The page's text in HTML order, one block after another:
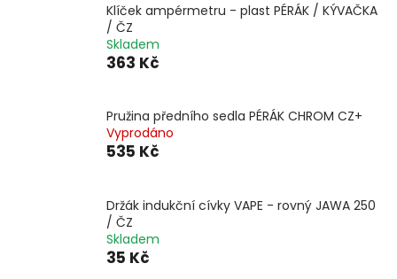
Klíček ampérmetru - plast PÉRÁK / KÝVAČKA
/ ČZ
Skladem
363 Kč
Pružina předního sedla PÉRÁK CHROM CZ+
Vyprodáno
535 Kč
Držák indukční cívky VAPE - rovný JAWA 250
/ ČZ
Skladem
35 Kč